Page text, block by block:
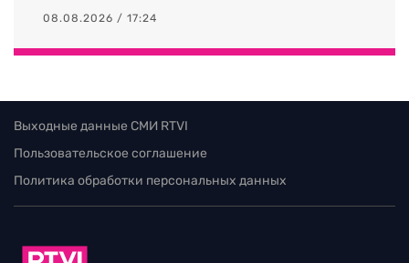
08.08.2026 / 17:24
Выходные данные СМИ RTVI
Пользовательское соглашение
Политика обработки персональных данных